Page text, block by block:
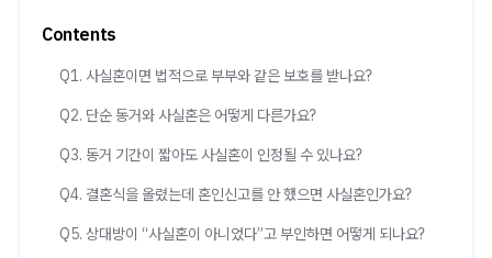
Contents
Q1. 사실혼이면 법적으로 부부와 같은 보호를 받나요?
Q2. 단순 동거와 사실혼은 어떻게 다른가요?
Q3. 동거 기간이 짧아도 사실혼이 인정될 수 있나요?
Q4. 결혼식을 올렸는데 혼인신고를 안 했으면 사실혼인가요?
Q5. 상대방이 “사실혼이 아니었다”고 부인하면 어떻게 되나요?